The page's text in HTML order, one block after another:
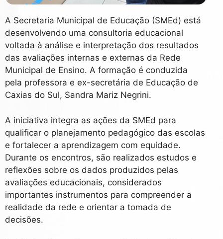
A Secretaria Municipal de Educação (SMEd) está
desenvolvendo uma consultoria educacional
voltada à análise e interpretação dos resultados
das avaliações internas e externas da Rede
Municipal de Ensino. A formação é conduzida
pela professora e ex-secretária de Educação de
Caxias do Sul, Sandra Mariz Negrini.
A iniciativa integra as ações da SMEd para
qualificar o planejamento pedagógico das escolas
e fortalecer a aprendizagem com equidade.
Durante os encontros, são realizados estudos e
reflexões sobre os dados produzidos pelas
avaliações educacionais, considerados
importantes instrumentos para compreender a
realidade da rede e orientar a tomada de
decisões.